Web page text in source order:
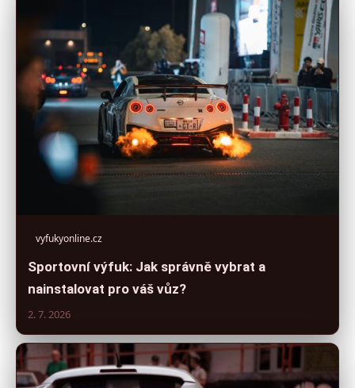
vyfukyonline.cz
Sportovní výfuk: Jak správně vybrat a
nainstalovat pro váš vůz?
2. 7. 2026